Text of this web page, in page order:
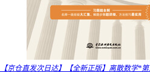
【京仓直发次日达】【全新正版】离散数学*